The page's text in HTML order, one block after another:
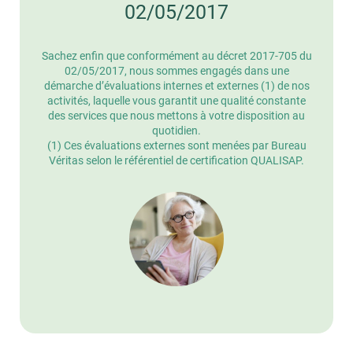
02/05/2017
Sachez enfin que conformément au décret 2017-705 du
02/05/2017, nous sommes engagés dans une
démarche d’évaluations internes et externes (1) de nos
activités, laquelle vous garantit une qualité constante
des services que nous mettons à votre disposition au
quotidien.
(1) Ces évaluations externes sont menées par Bureau
Véritas selon le référentiel de certification QUALISAP.